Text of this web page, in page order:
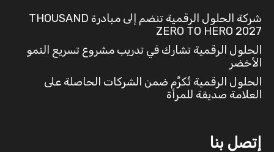
شركة الحلول الرقمية تنضم إلى مبادرة THOUSAND
ZERO TO HERO 2027
الحلول الرقمية تشارك في تدريب مشروع تسريع النمو
الأخضر
الحلول الرقمية تُكرَّم ضمن الشركات الحاصلة على
العلامة صديقة للمرأة
إتصل بنا